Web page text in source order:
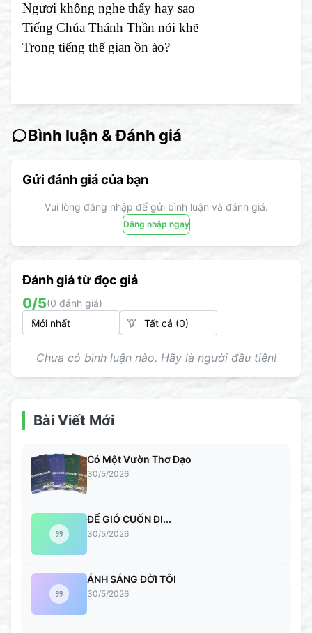
Ngươi không nghe thấy hay sao
Tiếng Chúa Thánh Thần nói khẽ
Trong tiếng thế gian ồn ào?
Bình luận & Đánh giá
Gửi đánh giá của bạn
Vui lòng đăng nhập để gửi bình luận và đánh giá.
Đăng nhập ngay
Đánh giá từ đọc giả
0/5(0 đánh giá)
Chưa có bình luận nào. Hãy là người đầu tiên!
Bài Viết Mới
Có Một Vườn Thơ Đạo
30/5/2026
ĐỂ GIÓ CUỐN ĐI...
30/5/2026
ÁNH SÁNG ĐỜI TÔI
30/5/2026